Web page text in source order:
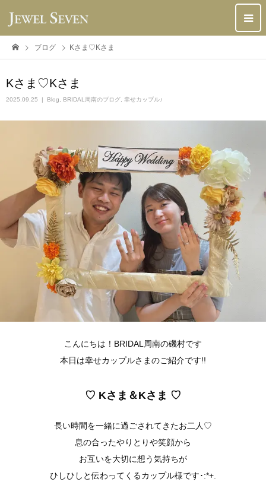
ブログ Kさま♡Kさま
Kさま♡Kさま
2025.09.25 Blog BRIDAL周南のブログ 幸せカップル♪
こんにちは！BRIDAL周南の磯村です
本日は幸せカップルさまのご紹介です!!
♡ Kさま＆Kさま ♡
長い時間を一緒に過ごされてきたお二人♡
息の合ったやりとりや笑顔から
お互いを大切に想う気持ちが
ひしひしと伝わってくるカップル様です･:*+.